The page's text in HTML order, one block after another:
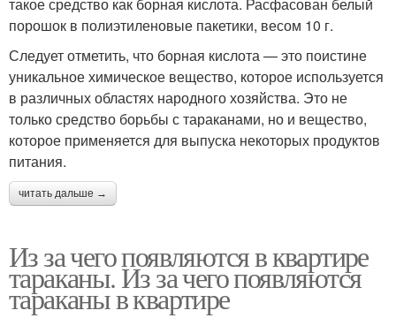
порошок в полиэтиленовые пакетики, весом 10 г.
Следует отметить, что борная кислота — это поистине
уникальное химическое вещество, которое используется
в различных областях народного хозяйства. Это не
только средство борьбы с тараканами, но и вещество,
которое применяется для выпуска некоторых продуктов
питания.
читать дальше →
Из за чего появляются в квартире
тараканы. Из за чего появляются
тараканы в квартире